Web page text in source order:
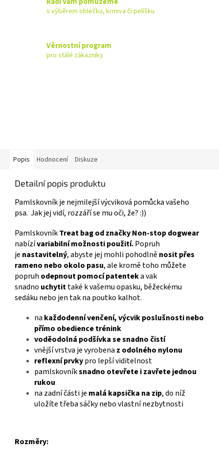
s výběrem oblečku, krmiva či pelíšku
Věrnostní program
pro stálé zákazníky
Popis Hodnocení Diskuze
Detailní popis produktu
Pamlskovník je nejmilejší výcviková pomůcka vašeho
psa. Jak jej vidí, rozzáří se mu oči, že? :))
PamlskovníkTreat bag od značky Non-stop dogwear
nabízívariabilní možnosti použití.Popruh
je nastavitelný, abyste jej mohli pohodlně nosit přes
rameno nebo okolo pasu, ale kromě toho můžete
popruh odepnout pomocí patenteka vak
snadno uchytittaké k vašemu opasku, běžeckému
sedáku nebo jen tak na poutko kalhot.
na každodenní venčení, výcvik poslušnosti nebo
přímo obedience trénink
voděodolná podšívka se snadno čistí
vnější vrstva je vyrobena z odolného nylonu
reflexní prvkypro lepší viditelnost
pamlskovníksnadno otevřete i zavřete jednou
rukou
na zadní části je malá kapsička na zip, do níž
uložíte třeba sáčky nebo vlastní nezbytnosti
Rozměry: